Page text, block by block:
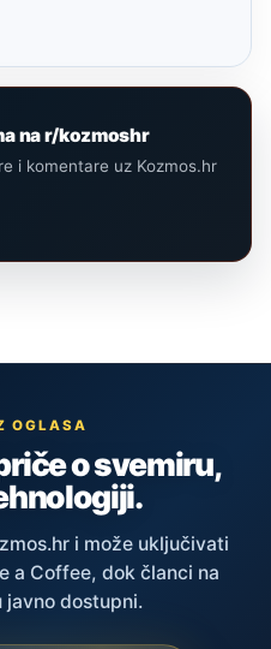
na r/kozmoshr
i komentare uz Kozmos.hr
OGLASA
o svemiru,
i može uključivati
a Coffee, dok članci na
javno dostupni.